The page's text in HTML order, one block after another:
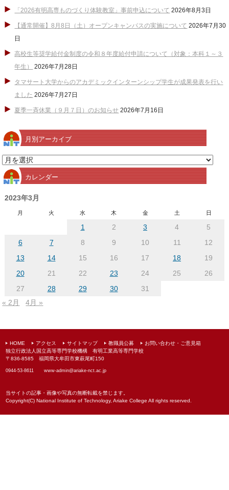
「2026有明高専ものづくり体験教室」事前申込について 2026年8月3日
【通常開催】8月8日（土）オープンキャンパスの実施について 2026年7月30
日
高校生等奨学給付金制度の令和８年度給付申請について（対象：本科１～３
年生）
2026年7月28日
タマサート大学からのアカデミックインターンシップ学生が成果発表を行い
ました 2026年7月27日
夏季一斉休業（９月７日）のお知らせ 2026年7月16日
月別アーカイブ
月
別
ア
ー
カレンダー
2023年3月
月 火 水 木 金 土 日
1 2 3 4
5
6
7 8 9 10 11
12
13
14 15 16 17 18
19
20
21 22 23 24 25
26
27
28 29 30
31
« 2月
4月 »
HOME アクセス サイトマップ 教職員公募
お問い合わせ・ご意見箱
独立行政法人国立高等専門学校機構 有明工業高等専門学校
〒836-8585 福岡県大牟田市東萩尾町150
0944-53-8611 www-admin@ariake-nct.ac.jp
当サイトの記事・画像や写真の無断転載を禁じます。
Copyright(C) National Institute of Technology, Ariake College All rights reserved.